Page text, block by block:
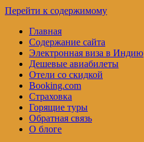
Перейти к содержимому
Главная
Содержание сайта
Электронная виза в Индию
Дешевые авиабилеты
Отели со скидкой
Booking.com
Страховка
Горящие туры
Обратная связь
О блоге